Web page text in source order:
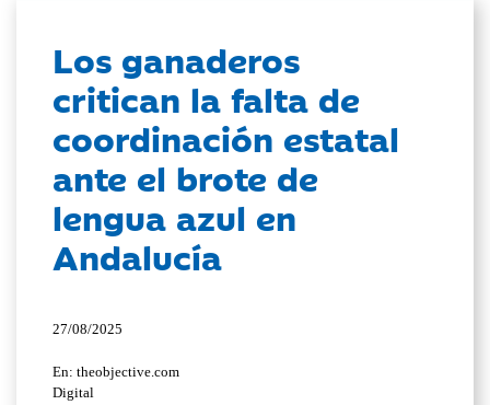
Los ganaderos
critican la falta de
coordinación estatal
ante el brote de
lengua azul en
Andalucía
27/08/2025
En: theobjective.com
Digital